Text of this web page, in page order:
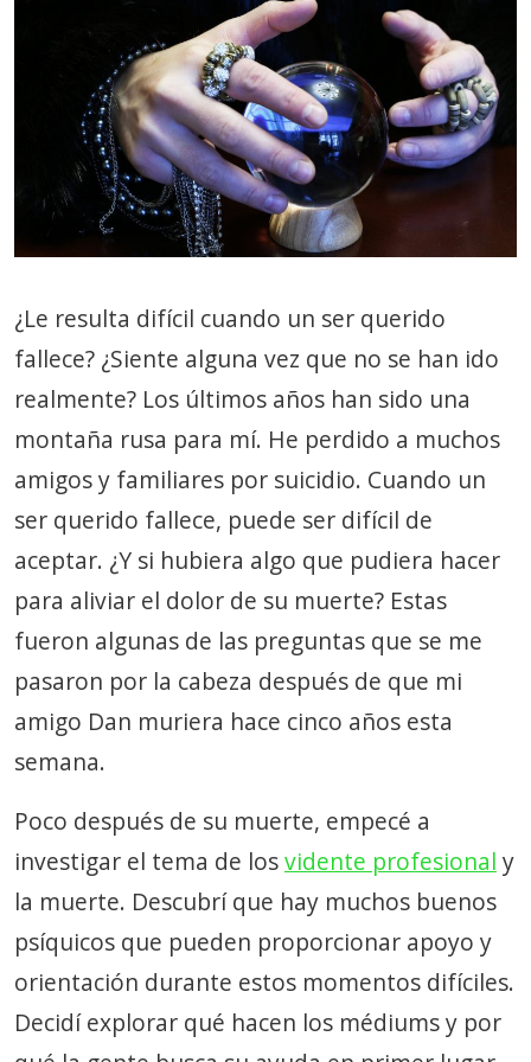
¿Le resulta difícil cuando un ser querido
fallece? ¿Siente alguna vez que no se han ido
realmente? Los últimos años han sido una
montaña rusa para mí. He perdido a muchos
amigos y familiares por suicidio. Cuando un
ser querido fallece, puede ser difícil de
aceptar. ¿Y si hubiera algo que pudiera hacer
para aliviar el dolor de su muerte? Estas
fueron algunas de las preguntas que se me
pasaron por la cabeza después de que mi
amigo Dan muriera hace cinco años esta
semana.
Poco después de su muerte, empecé a
investigar el tema de losvidente profesional y
la muerte. Descubrí que hay muchos buenos
psíquicos que pueden proporcionar apoyo y
orientación durante estos momentos difíciles.
Decidí explorar qué hacen los médiums y por